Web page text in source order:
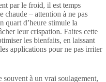
par le froid, il est temps
chaude – attention à ne pas
quart d’heure stimule la
leur crispation. Faites cette
les bienfaits, en laissant
applications pour ne pas irriter
souvent à un vrai soulagement,